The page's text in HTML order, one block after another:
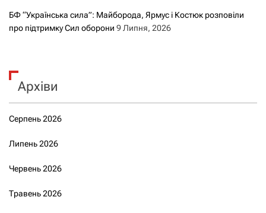
БФ “Українська сила”: Майборода, Ярмус і Костюк розповіли
про підтримку Сил оборони 9 Липня, 2026
Архіви
Серпень 2026
Липень 2026
Червень 2026
Травень 2026